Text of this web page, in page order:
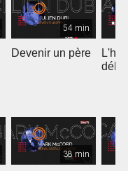
54 min
Devenir un père
38 min